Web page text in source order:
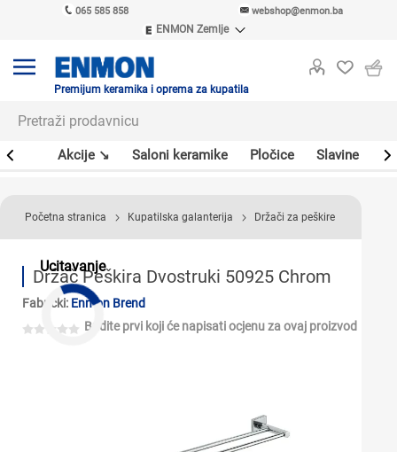
065 585 858 webshop@enmon.ba
ENMON Zemlje
ENMON MKD
Premijum keramika i oprema za kupatila
Akcije ↘ Saloni keramike Pločice Slavine
Ucitavanje
Početna stranica Kupatilska galanterija Držači za peškire
Držač Peškira Dvostruki 50925 Chrom
Fabrički: Enmon Brend
Budite prvi koji će napisati ocjenu za ovaj proizvod